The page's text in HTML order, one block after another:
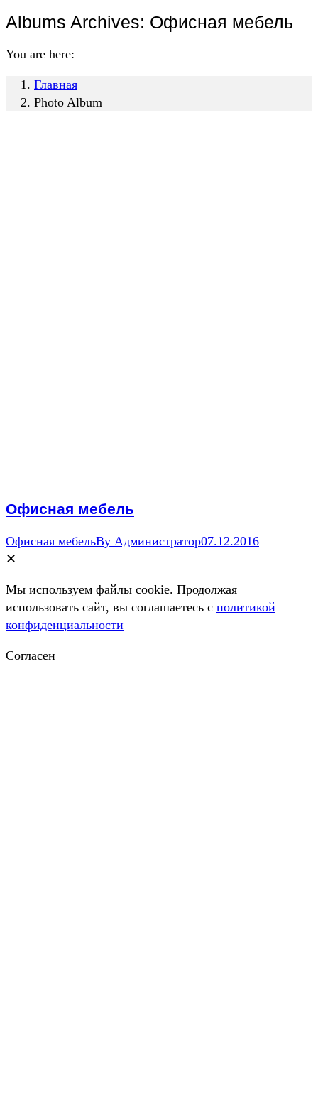
Albums Archives: Офисная мебель
You are here:
Главная
Photo Album
Офисная мебель
Офисная мебельBy Администратор07.12.2016
✕
Мы используем файлы cookie. Продолжая
использовать сайт, вы соглашаетесь c политикой
конфиденциальности
Согласен